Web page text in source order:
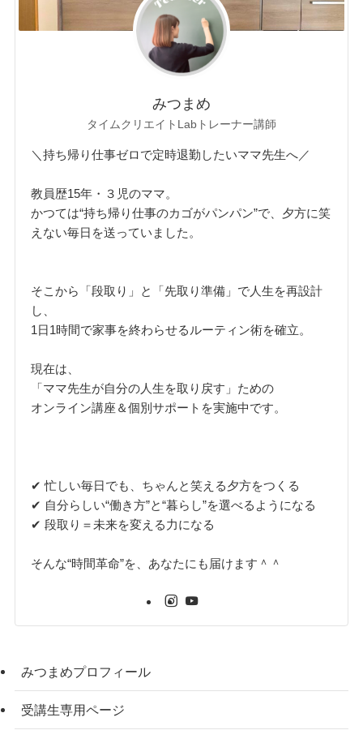
みつまめ
タイムクリエイトLabトレーナー講師
＼持ち帰り仕事ゼロで定時退勤したいママ先生へ／
教員歴15年・３児のママ。
かつては“持ち帰り仕事のカゴがパンパン”で、夕方に笑
えない毎日を送っていました。
そこから「段取り」と「先取り準備」で人生を再設計
し、
1日1時間で家事を終わらせるルーティン術を確立。
現在は、
「ママ先生が自分の人生を取り戻す」ための
オンライン講座＆個別サポートを実施中です。
✔ 忙しい毎日でも、ちゃんと笑える夕方をつくる
✔ 自分らしい“働き方”と“暮らし”を選べるようになる
✔ 段取り＝未来を変える力になる
そんな“時間革命”を、あなたにも届けます＾＾
みつまめプロフィール
受講生専用ページ